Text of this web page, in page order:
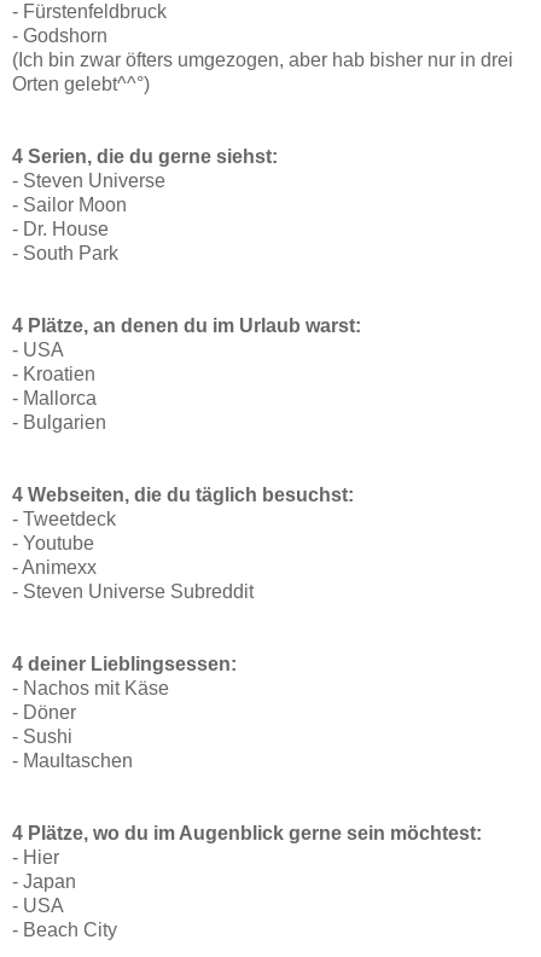
- Fürstenfeldbruck
- Godshorn
(Ich bin zwar öfters umgezogen, aber hab bisher nur in drei
Orten gelebt^^°)
4 Serien, die du gerne siehst:
- Steven Universe
- Sailor Moon
- Dr. House
- South Park
4 Plätze, an denen du im Urlaub warst:
- USA
- Kroatien
- Mallorca
- Bulgarien
4 Webseiten, die du täglich besuchst:
- Tweetdeck
- Youtube
- Animexx
- Steven Universe Subreddit
4 deiner Lieblingsessen:
- Nachos mit Käse
- Döner
- Sushi
- Maultaschen
4 Plätze, wo du im Augenblick gerne sein möchtest:
- Hier
- Japan
- USA
- Beach City